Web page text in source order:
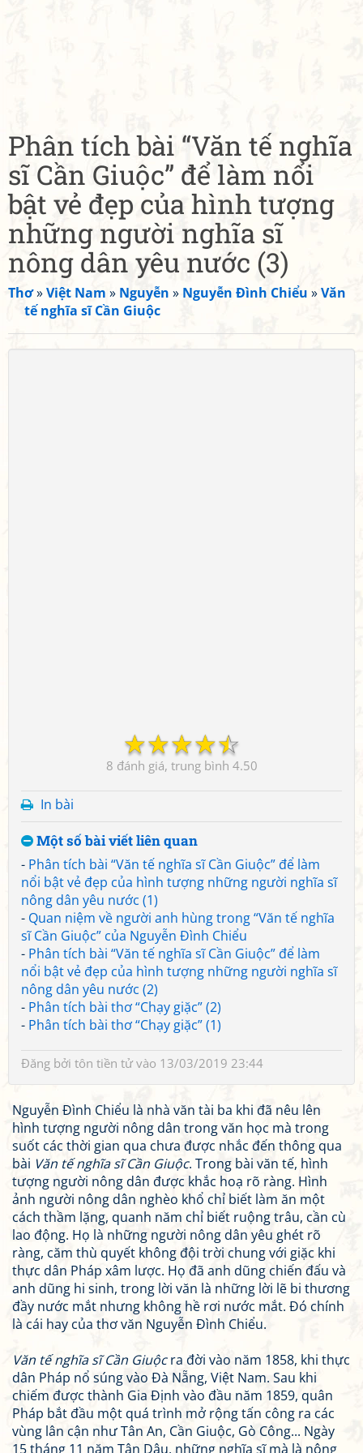
Phân tích bài “Văn tế nghĩa
sĩ Cần Giuộc” để làm nổi
bật vẻ đẹp của hình tượng
những người nghĩa sĩ
nông dân yêu nước (3)
Thơ»Việt Nam » Nguyễn » Nguyễn Đình Chiểu »Văn
tế nghĩa sĩ Cần Giuộc
☆
☆
☆
☆
☆
8 4.50
In bài
Một số bài viết liên quan
- Phân tích bài “Văn tế nghĩa sĩ Cần Giuộc” để làm
nổi bật vẻ đẹp của hình tượng những người nghĩa sĩ
nông dân yêu nước (1)
- Quan niệm về người anh hùng trong “Văn tế nghĩa
sĩ Cần Giuộc” của Nguyễn Đình Chiểu
- Phân tích bài “Văn tế nghĩa sĩ Cần Giuộc” để làm
nổi bật vẻ đẹp của hình tượng những người nghĩa sĩ
nông dân yêu nước (2)
- Phân tích bài thơ “Chạy giặc” (2)
- Phân tích bài thơ “Chạy giặc” (1)
Đăng bởi tôn tiền tửvào 13/03/2019 23:44
Nguyễn Đình Chiểu là nhà văn tài ba khi đã nêu lên
hình tượng người nông dân trong văn học mà trong
suốt các thời gian qua chưa được nhắc đến thông qua
bài Văn tế nghĩa sĩ Cần Giuộc. Trong bài văn tế, hình
tượng người nông dân được khắc hoạ rõ ràng. Hình
ảnh người nông dân nghèo khổ chỉ biết làm ăn một
cách thầm lặng, quanh năm chỉ biết ruộng trâu, cần cù
lao động. Họ là những người nông dân yêu ghét rõ
ràng, căm thù quyết không đội trời chung với giặc khi
thực dân Pháp xâm lược. Họ đã anh dũng chiến đấu và
anh dũng hi sinh, trong lời văn là những lời lẽ bi thương
đầy nước mắt nhưng không hề rơi nước mắt. Đó chính
là cái hay của thơ văn Nguyễn Đình Chiểu.
Văn tế nghĩa sĩ Cần Giuộcra đời vào năm 1858, khi thực
dân Pháp nổ súng vào Đà Nẵng, Việt Nam. Sau khi
chiếm được thành Gia Định vào đầu năm 1859, quân
Pháp bắt đầu một quá trình mở rộng tấn công ra các
vùng lân cận như Tân An, Cần Giuộc, Gò Công... Ngày
15 tháng 11 năm Tân Dậu, những nghĩa sĩ mà là nông